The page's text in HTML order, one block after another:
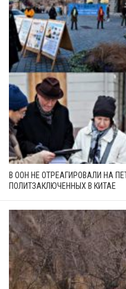
В ООН НЕ ОТРЕАГИРОВАЛИ НА
ПОЛИТЗАКЛЮЧЕННЫХ В КИТАЕ